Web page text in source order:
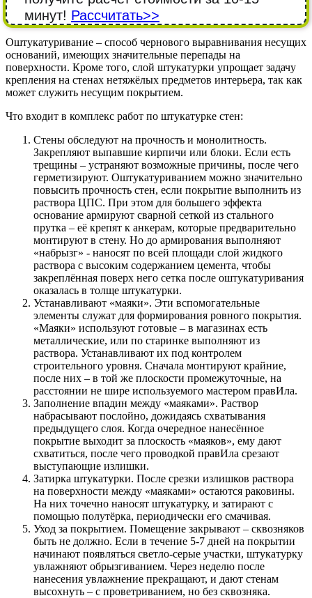
минут! Рассчитать>>
Оштукатуривание – способ чернового выравнивания несущих
оснований, имеющих значительные перепады на
поверхности. Кроме того, слой штукатурки упрощает задачу
крепления на стенах нетяжёлых предметов интерьера, так как
может служить несущим покрытием.
Что входит в комплекс работ по штукатурке стен:
Стены обследуют на прочность и монолитность.
Закрепляют выпавшие кирпичи или блоки. Если есть
трещины – устраняют возможные причины, после чего
герметизируют. Оштукатуриванием можно значительно
повысить прочность стен, если покрытие выполнить из
раствора ЦПС. При этом для большего эффекта
основание армируют сварной сеткой из стального
прутка – её крепят к анкерам, которые предварительно
монтируют в стену. Но до армирования выполняют
«набрызг» - наносят по всей площади слой жидкого
раствора с высоким содержанием цемента, чтобы
закреплённая поверх него сетка после оштукатуривания
оказалась в толще штукатурки.
Устанавливают «маяки». Эти вспомогательные
элементы служат для формирования ровного покрытия.
«Маяки» используют готовые – в магазинах есть
металлические, или по старинке выполняют из
раствора. Устанавливают их под контролем
строительного уровня. Сначала монтируют крайние,
после них – в той же плоскости промежуточные, на
расстоянии не шире используемого мастером правИла.
Заполнение впадин между «маяками». Раствор
набрасывают послойно, дожидаясь схватывания
предыдущего слоя. Когда очередное нанесённое
покрытие выходит за плоскость «маяков», ему дают
схватиться, после чего проводкой правИла срезают
выступающие излишки.
Затирка штукатурки. После срезки излишков раствора
на поверхности между «маяками» остаются раковины.
На них точечно наносят штукатурку, и затирают с
помощью полутёрка, периодически его смачивая.
Уход за покрытием. Помещение закрывают – сквозняков
быть не должно. Если в течение 5-7 дней на покрытии
начинают появляться светло-серые участки, штукатурку
увлажняют обрызгиванием. Через неделю после
нанесения увлажнение прекращают, и дают стенам
высохнуть – с проветриванием, но без сквозняка.